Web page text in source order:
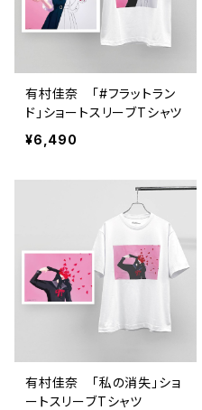
有村佳奈 「#フラットラン
ド」ショートスリーブTシャツ
¥6,490
有村佳奈 「私の消失」ショ
ートスリーブTシャツ